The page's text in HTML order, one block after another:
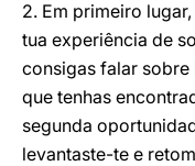
2. Em primeiro
tua experiência de
consigas falar sobre
que tenhas
segunda
levantaste-te e